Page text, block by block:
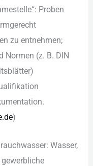
Proben
z‬u entnehmen;
Normen (z. B. DIN
)
Wasser,